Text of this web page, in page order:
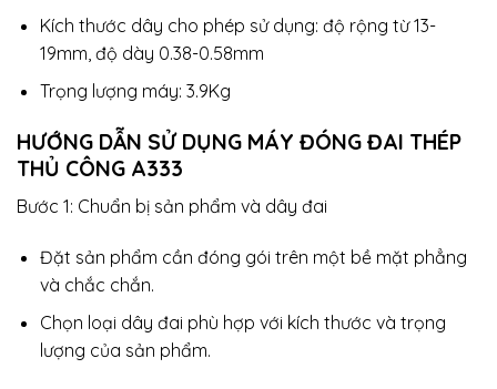
Kích thước dây cho phép sử dụng: độ rộng từ 13-
19mm, độ dày 0.38-0.58mm
Trọng lượng máy: 3.9Kg
HƯỚNG DẪN SỬ DỤNG MÁY ĐÓNG ĐAI THÉP
THỦ CÔNG A333
Bước 1: Chuẩn bị sản phẩm và dây đai
Đặt sản phẩm cần đóng gói trên một bề mặt phẳng
và chắc chắn.
Chọn loại dây đai phù hợp với kích thước và trọng
lượng của sản phẩm.